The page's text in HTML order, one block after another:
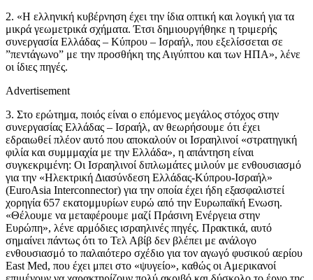
2. «Η ελληνική κυβέρνηση έχει την ίδια οπτική και λογική για τα
μικρά γεωμετρικά σχήματα. Έτσι δημιουργήθηκε η τριμερής
συνεργασία Ελλάδας – Κύπρου – Ισραήλ, που εξελίσσεται σε
”πεντάγωνο” με την προσθήκη της Αιγύπτου και των ΗΠΑ», λένε
οι ίδιες πηγές.
Advertisement
3. Στο ερώτημα, ποιός είναι ο επόμενος μεγάλος στόχος στην
συνεργασίας Ελλάδας – Ισραήλ, αν θεωρήσουμε ότι έχει
εδραιωθεί πλέον αυτό που αποκαλούν οι Ισραηλινοί «στρατηγική
φιλία και συμμμαχία με την Ελλάδα», η απάντηση είναι
συγκεκριμένη: Οι Ισραηλινοί διπλωμάτες μιλούν με ενθουσιασμό
για την «Ηλεκτρική Διασύνδεση Ελλάδας-Κύπρου-Ισραήλ»
(EuroAsia Interconnector) για την οποία έχει ήδη εξασφαλιστεί
χορηγία 657 εκατομμυρίων ευρώ από την Ευρωπαϊκή Ενωση.
«Θέλουμε να μεταφέρουμε μαζί Πράσινη Ενέργεια στην
Ευρώπη», λένε αρμόδιες ισραηλινές πηγές. Πρακτικά, αυτό
σημαίνει πάντως ότι το Τελ Αβίβ δεν βλέπει με ανάλογο
ενθουσιασμό το παλαιότερο σχέδιο για τον αγωγό φυσικού αερίου
East Med, που έχει μπει στο «ψυγείο», καθώς οι Αμερικανοί